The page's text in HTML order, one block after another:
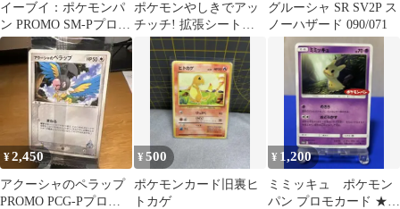
イーブイ：ポケモンパ
ン PROMO SM-Pプロモ
カード 295/SM-P
ポケモンやしきでアッ
チッチ! 拡張シート第3
弾(緑版)
グルーシャ SR SV2P ス
ノーハザード 090/071
¥2,450
アクーシャのペラップ
PROMO PCG-Pプロモ
¥500
ポケモンカード旧裏ヒ
トカゲ
¥ 1,200
ミミッキュ ポケモン
パン プロモカード ★匿